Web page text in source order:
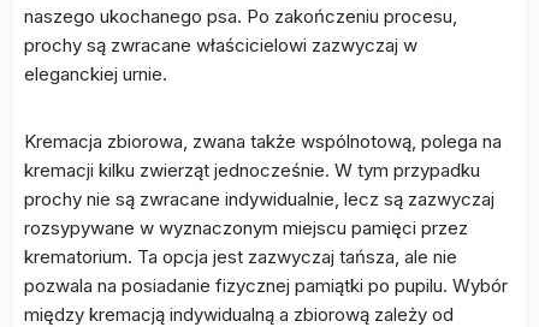
naszego ukochanego psa. Po zakończeniu procesu,
prochy są zwracane właścicielowi zazwyczaj w
eleganckiej urnie.
Kremacja zbiorowa, zwana także wspólnotową, polega na
kremacji kilku zwierząt jednocześnie. W tym przypadku
prochy nie są zwracane indywidualnie, lecz są zazwyczaj
rozsypywane w wyznaczonym miejscu pamięci przez
krematorium. Ta opcja jest zazwyczaj tańsza, ale nie
pozwala na posiadanie fizycznej pamiątki po pupilu. Wybór
między kremacją indywidualną a zbiorową zależy od